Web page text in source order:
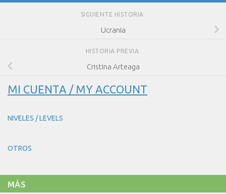
SIGUIENTE HISTORIA
Ucrania
HISTORIA PREVIA
Cristina Arteaga
MI CUENTA / MY ACCOUNT
NIVELES / LEVELS
OTROS
MÁS